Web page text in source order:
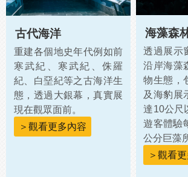
古代海洋
重建各個地史年代例如前
寒武紀、寒武紀、侏羅
紀、白堊紀等之古海洋生
態，透過大銀幕，真實展
現在觀眾面前。
＞觀看更多內容
海藻森
透過展示
沿岸海藻
物生態，
及海豹展
達10公尺
遊客體驗
公分巨藻
＞觀看